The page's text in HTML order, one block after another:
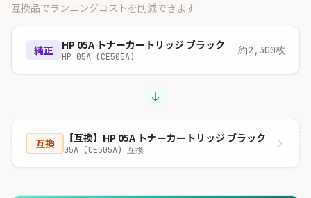
互換品でランニングコストを削減できます
純正 HP 05A トナーカートリッジ ブラック
HP 05A (CE505A)
約2,300枚
互換 【互換】HP 05A トナーカートリッジ ブラック
05A (CE505A) 互換